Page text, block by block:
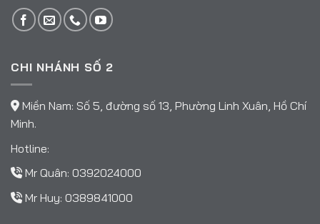
CHI NHÁNH SỐ 2
Miền Nam: Số 5, đường số 13, Phường Linh Xuân, Hồ Chí
Minh.
Hotline:
Mr Quân: 0392024000
Mr Huy: 0389841000